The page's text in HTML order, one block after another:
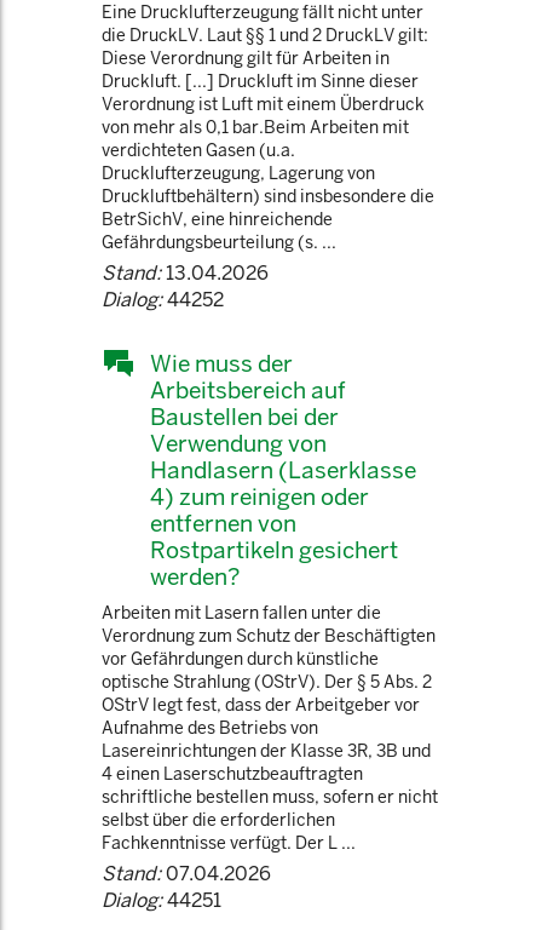
Eine Drucklufterzeugung fällt nicht unter
die DruckLV. Laut §§ 1 und 2 DruckLV gilt:
Diese Verordnung gilt für Arbeiten in
Druckluft. [...] Druckluft im Sinne dieser
Verordnung ist Luft mit einem Überdruck
von mehr als 0,1 bar.Beim Arbeiten mit
verdichteten Gasen (u.a.
Drucklufterzeugung, Lagerung von
Druckluftbehältern) sind insbesondere die
BetrSichV, eine hinreichende
Gefährdungsbeurteilung (s. ...
Stand:13.04.2026
Dialog:44252
Wie muss der
Arbeitsbereich auf
Baustellen bei der
Verwendung von
Handlasern (Laserklasse
4) zum reinigen oder
entfernen von
Rostpartikeln gesichert
werden?
Arbeiten mit Lasern fallen unter die
Verordnung zum Schutz der Beschäftigten
vor Gefährdungen durch künstliche
optische Strahlung (OStrV). Der § 5 Abs. 2
OStrV legt fest, dass der Arbeitgeber vor
Aufnahme des Betriebs von
Lasereinrichtungen der Klasse 3R, 3B und
4 einen Laserschutzbeauftragten
schriftliche bestellen muss, sofern er nicht
selbst über die erforderlichen
Fachkenntnisse verfügt. Der L ...
Stand:07.04.2026
Dialog:44251